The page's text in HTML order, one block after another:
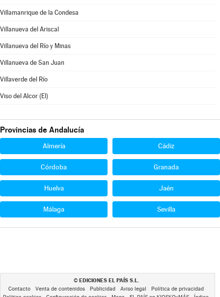
Villamanrique de la Condesa
Villanueva del Ariscal
Villanueva del Río y Minas
Villanueva de San Juan
Villaverde del Río
Viso del Alcor (El)
Provincias de Andalucía
Almería Cádiz
Córdoba Granada
Huelva Jaén
Málaga Sevilla
© EDICIONES EL PAÍS S.L.
Contacto Venta de contenidos Publicidad Aviso legal
Política de privacidad